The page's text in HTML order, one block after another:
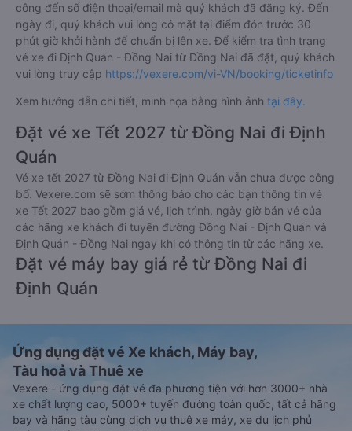
công đến số điện thoại/email mà quý khách đã đăng ký. Đến
ngày đi, quý khách vui lòng có mặt tại điểm đón trước 30
phút giờ khởi hành để chuẩn bị lên xe. Để kiểm tra tình trạng
vé xe đi Định Quán - Đồng Nai từ Đồng Nai đã đặt, quý khách
vui lòng truy cập https://vexere.com/vi-VN/booking/ticketinfo
Xem hướng dẫn chi tiết, minh họa bằng hình ảnh tại đây.
Đặt vé xe Tết 2027 từ Đồng Nai đi Định
Quán
Vé xe tết 2027 từ Đồng Nai đi Định Quán vẫn chưa được công
bố. Vexere.com sẽ sớm thông báo cho các bạn thông tin vé
xe Tết 2027 bao gồm giá vé, lịch trình, ngày giờ bán vé của
các hãng xe khách đi tuyến đường Đồng Nai - Định Quán và
Định Quán - Đồng Nai ngay khi có thông tin từ các hãng xe.
Đặt vé máy bay giá rẻ từ Đồng Nai đi
Định Quán
Ứng dụng đặt vé Xe khách, Máy bay,
Tàu hoả và Thuê xe
Vexere - ứng dụng đặt vé đa phương tiện với hơn 3000+ nhà
xe chất lượng cao, 5000+ tuyến đường toàn quốc, tất cả hãng
bay và hãng tàu cùng dịch vụ thuê xe máy, xe du lịch phủ